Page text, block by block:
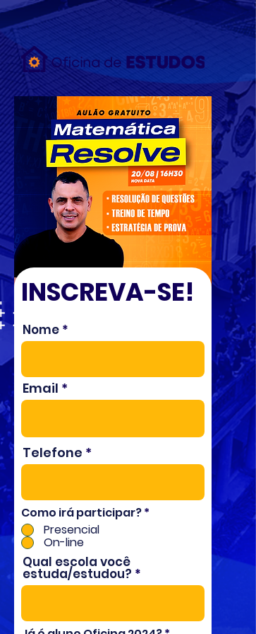
{ "data": [ { "event_name": "Purchase", "event_time": 1658753319,
"action_source": "email", "user_data": { "em": [
"7b17fb0bd173f625b58636fb796407c22b3d16fc78302d79f0fd30c2fc2fc068"
], "ph": [ null ] }, "custom_data": { "currency": "BRL", "value": 29.9 } } ]
INSCREVA-SE!
Nome
Email
Telefone
Como irá participar?*
Presencial
On-line
Qual escola você
estuda/estudou?